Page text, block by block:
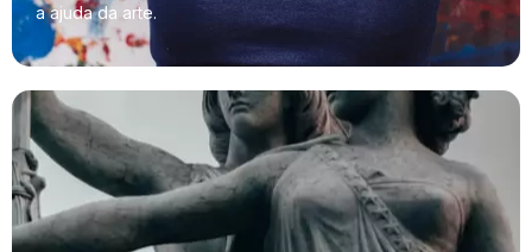
a ajuda da arte.